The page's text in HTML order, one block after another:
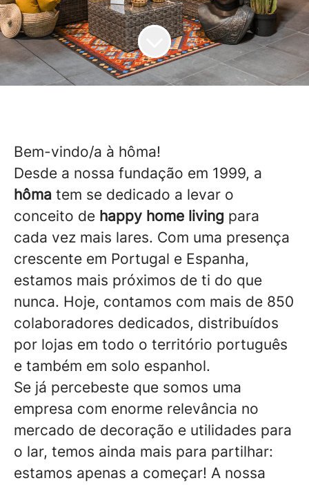
Bem-vindo/a à hôma!
Desde a nossa fundação em 1999, a
hôma tem se dedicado a levar o
conceito de happy home living para
cada vez mais lares. Com uma presença
crescente em Portugal e Espanha,
estamos mais próximos de ti do que
nunca. Hoje, contamos com mais de 850
colaboradores dedicados, distribuídos
por lojas em todo o território português
e também em solo espanhol.
Se já percebeste que somos uma
empresa com enorme relevância no
mercado de decoração e utilidades para
o lar, temos ainda mais para partilhar:
estamos apenas a começar! A nossa